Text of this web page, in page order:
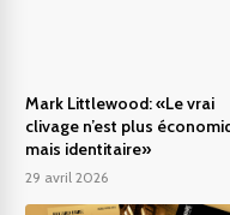
Mark Littlewood: «Le vrai
clivage n’est plus
mais identitaire»
29 avril 2026